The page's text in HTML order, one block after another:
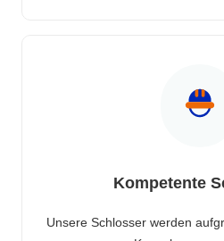
Kompetente
Unsere Schlosser werden